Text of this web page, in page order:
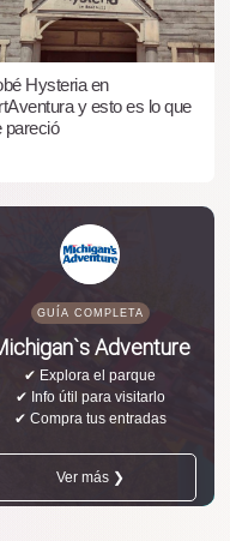
Hysteria en
y esto es lo que
pareció
GUÍA COMPLETA
Adventure
✔ Explora el parque
✔ Info útil para visitarlo
✔ Compra tus entradas
Ver más ❯